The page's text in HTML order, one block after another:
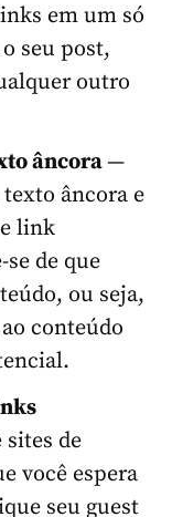
em um só
seu post,
outro
âncora—
âncora e
link
de que
ou seja,
conteúdo
de
você espera
seu guest